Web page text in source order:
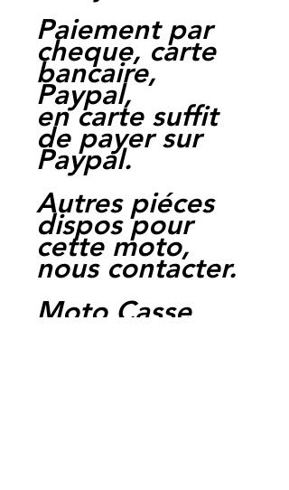
Paiement par
cheque, carte
bancaire,
Paypal,
en carte suffit
de payer sur
Paypal.
Autres piéces
dispos pour
cette moto,
nous contacter.
Moto Casse